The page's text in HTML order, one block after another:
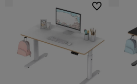
Do ulubionych